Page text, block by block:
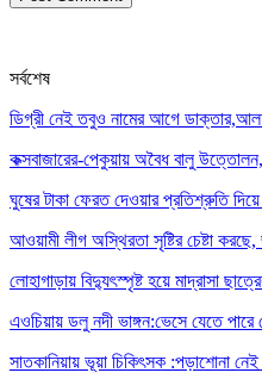
সর্বশেষ
ডিগ্রী নেই তবুও নামের আগে
কক্সবাজারের-পেকুয়ায় অবৈধ বালু
ঘুষের টাকা ফেরত দেওয়ার প্রতিশ্রুতি
আওয়ামী লীগ অস্থিরতা সৃষ্টির চেষ্টা
লোহাগাড়ায় বিদ্যুৎস্পৃষ্ট হয়ে মাদ্রাসা
এওচিয়ায় ডলু নদী ভাঙ্গন:ভেসে যেতে
সাতকানিয়ায় ভূয়া চিকিৎসক :পড়াশোনা